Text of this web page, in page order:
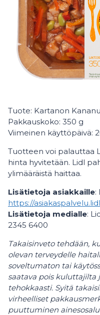
Tuote: Kartanon
Pakkauskoko: 350 g
Viimeinen käyttöpäivä:
Tuotteen voi palauttaa
hinta hyvitetään. Lidl
ylimääräistä haittaa.
Lisätietoja asiakkaille:
https://
Lisätietoja medialle:
2345 6400
Takaisinveto tehdään,
olevan terveydelle
soveltumaton tai
saatava pois
tehokkaasti. Syitä
virheelliset
puuttuminen